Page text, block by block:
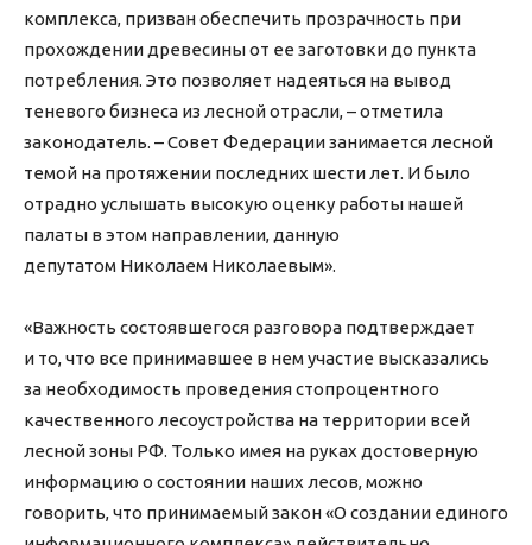
комплекса, призван обеспечить прозрачность при
прохождении древесины от ее заготовки до пункта
потребления. Это позволяет надеяться на вывод
теневого бизнеса из лесной отрасли, – отметила
законодатель. – Совет Федерации занимается лесной
темой на протяжении последних шести лет. И было
отрадно услышать высокую оценку работы нашей
палаты в этом направлении, данную
депутатом Николаем Николаевым».
«Важность состоявшегося разговора подтверждает
и то, что все принимавшее в нем участие высказались
за необходимость проведения стопроцентного
качественного лесоустройства на территории всей
лесной зоны РФ. Только имея на руках достоверную
информацию о состоянии наших лесов, можно
говорить, что принимаемый закон «О создании единого